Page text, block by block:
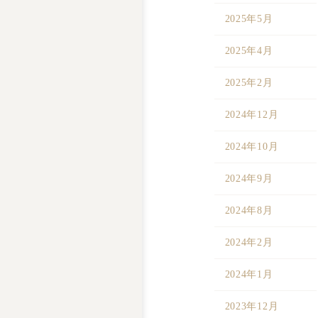
2025年5月
2025年4月
2025年2月
2024年12月
2024年10月
2024年9月
2024年8月
2024年2月
2024年1月
2023年12月